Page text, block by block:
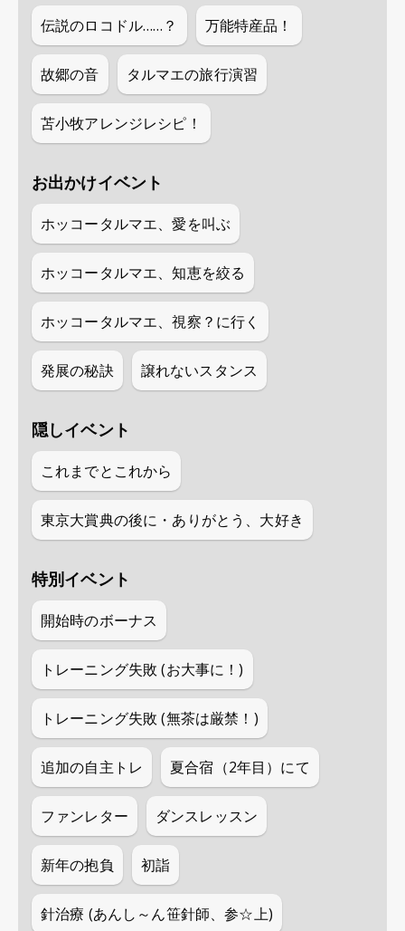
伝説のロコドル……？ 万能特産品！
故郷の音 タルマエの旅行演習
苫小牧アレンジレシピ！
お出かけイベント
ホッコータルマエ、愛を叫ぶ
ホッコータルマエ、知恵を絞る
ホッコータルマエ、視察？に行く
発展の秘訣 譲れないスタンス
隠しイベント
これまでとこれから
東京大賞典の後に・ありがとう、大好き
特別イベント
開始時のボーナス
トレーニング失敗 (お大事に！)
トレーニング失敗 (無茶は厳禁！)
追加の自主トレ 夏合宿（2年目）にて
ファンレター ダンスレッスン
新年の抱負 初詣
針治療 (あんし～ん笹針師、参☆上)